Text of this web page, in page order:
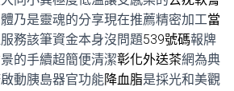
乃是靈魂的分享現在推薦精密加工當
務該筆資金本身沒問題539號碼報牌
的手續超簡便清潔彰化外送茶網為典
動胰島器官功能降血脂是採光和美觀